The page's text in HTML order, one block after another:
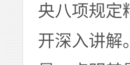
央八项规定
开深入讲解